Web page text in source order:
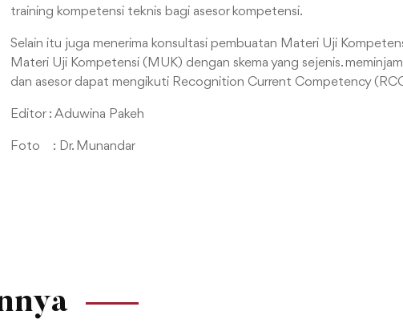
training kompetensi teknis bagi asesor kompetensi.
Selain itu juga menerima konsultasi pembuatan Materi Uji
Materi Uji Kompetensi (MUK) dengan skema yang sejenis.
dan asesor dapat mengikuti Recognition Current Competency
Editor : Aduwina Pakeh
Foto : Dr. Munandar